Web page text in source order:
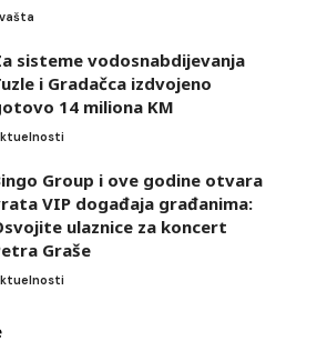
sisteme vodosnabdijevanja
i Gradačca izdvojeno
14 miliona KM
Group i ove godine otvara
VIP događaja građanima:
ulaznice za koncert
Graše